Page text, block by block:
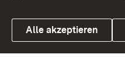
Link zum
Alle akzeptieren